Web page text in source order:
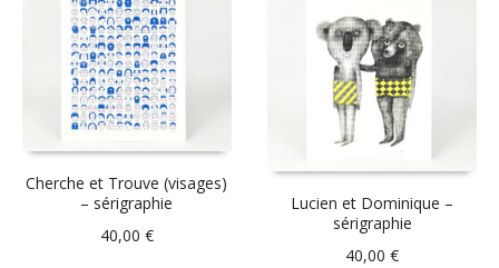
Cherche et Trouve (visages)
– sérigraphie
40,00 €
Lucien et Dominique –
sérigraphie
40,00€